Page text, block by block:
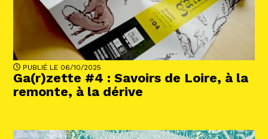
PUBLIÉ LE 06/10/2025
Ga(r)zette #4 : Savoirs de Loire, à la
remonte, à la dérive